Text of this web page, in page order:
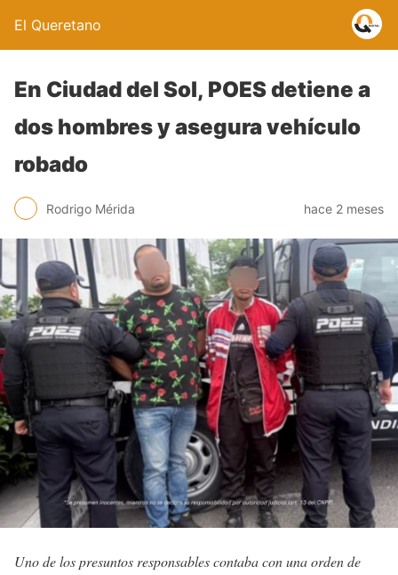
El Queretano
En Ciudad del Sol, POES detiene a
dos hombres y asegura vehículo
robado
Rodrigo Mérida hace 2 meses
Uno de los presuntos responsables contaba con una orden de